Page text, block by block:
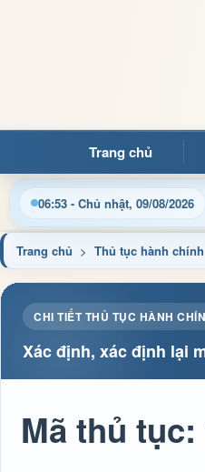
Trang chủ
06:53 - Chủ nhật, 09/08/2026
Chào mừng quý bạn đọc
Trang chủ > Thủ tục hành chính
CHI TIẾT THỦ TỤC HÀNH
Xác định, xác định lại
Mã thủ tục: